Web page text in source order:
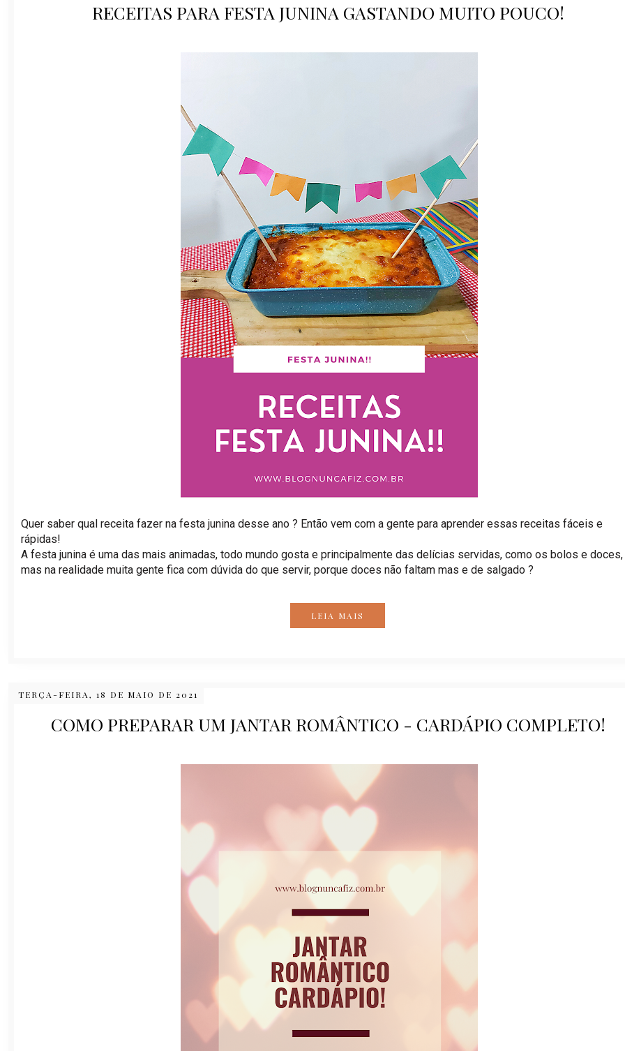
RECEITAS PARA FESTA JUNINA GASTANDO MUITO POUCO!
Quer saber qual receita fazer na festa junina desse ano ? Então vem com a gente para aprender essas receitas fáceis e
rápidas!
A festa junina é uma das mais animadas, todo mundo gosta e principalmente das delícias servidas, como os bolos e doces,
mas na realidade muita gente fica com dúvida do que servir, porque doces não faltam mas e de salgado ?
LEIA MAIS
TERÇA-FEIRA, 18 DE MAIO DE 2021
COMO PREPARAR UM JANTAR ROMÂNTICO - CARDÁPIO COMPLETO!